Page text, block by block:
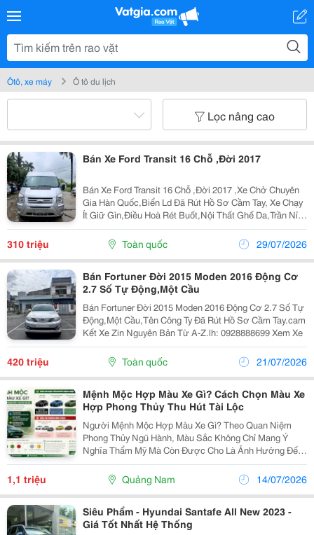
Ôtô, xe máy Ô tô du lịch
Lọc nâng cao
Bán Xe Ford Transit 16 Chỗ ,Đời 2017
Bán Xe Ford Transit 16 Chỗ ,Đời 2017 ,Xe Chở Chuyên
Gia Hàn Quốc,Biển Ld Đã Rút Hồ Sơ Cầm Tay, Xe Chạy
Ít Giữ Gìn,Điều Hoà Rét Buốt,Nội Thất Ghế Da,Trần Nỉ
Zin. Xe Ko Đâm Va,Ngập Nước .Lh: 0928888699 Xem
310 triệu Toàn quốc 29/07/2026
Bán Fortuner Đời 2015 Moden 2016 Động Cơ
2.7 Số Tự Động,Một Cầu
Bán Fortuner Đời 2015 Moden 2016 Động Cơ 2.7 Số Tự
Động,Một Cầu,Tên Công Ty Đã Rút Hồ Sơ Cầm Tay.cam
Kết Xe Zin Nguyên Bản Từ A-Z.lh: 0928888699 Xem Xe
420 triệu Toàn quốc 21/07/2026
Mệnh Mộc Hợp Màu Xe Gì? Cách Chọn Màu Xe
Hợp Phong Thủy Thu Hút Tài Lộc
Người Mệnh Mộc Hợp Màu Xe Gì? Theo Quan Niệm
Phong Thủy Ngũ Hành, Màu Sắc Không Chỉ Mang Ý
Nghĩa Thẩm Mỹ Mà Còn Được Cho Là Ảnh Hưởng Đến
Nguồn Năng Lượng Của Chủ Sở Hữu. Vì Vậy, Nhiều
Người Khi Mua Ô Tô Thường Quan Tâm Đến Việc Lựa
Chọn Màu Xe Phù...
1,1 triệu Quảng Nam 14/07/2026
Siêu Phẩm - Hyundai Santafe All New 2023 -
Giá Tốt Nhất Hệ Thống